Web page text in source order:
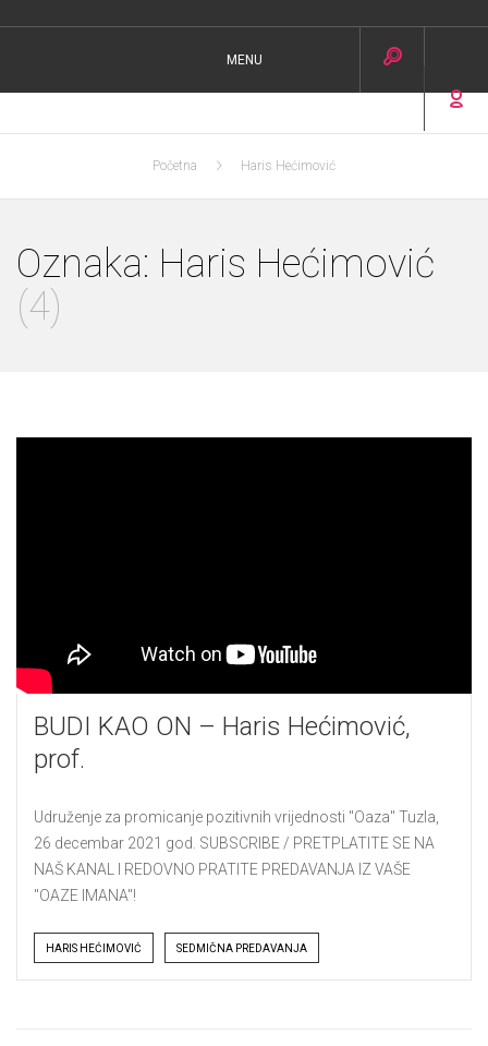
MENU
Početna Haris Hećimović
Oznaka: Haris Hećimović
(4)
BUDI KAO ON – Haris Hećimović,
prof.
Udruženje za promicanje pozitivnih vrijednosti "Oaza" Tuzla,
26 decembar 2021 god. SUBSCRIBE / PRETPLATITE SE NA
NAŠ KANAL I REDOVNO PRATITE PREDAVANJA IZ VAŠE
"OAZE IMANA"!
Tags
HARIS HEĆIMOVIĆ SEDMIČNA PREDAVANJA